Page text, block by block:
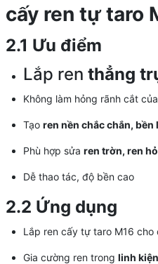
cấy ren tự taro
2.1 Ưu điểm
Lắp ren thẳng
Không làm hỏng rãnh cắt
Tạo ren nền chắc chắn, bền
Phù hợp sửa ren trờn, ren
Dễ thao tác, độ bền cao
2.2 Ứng dụng
Lắp ren cấy tự taro M16 cho
Gia cường ren trong linh